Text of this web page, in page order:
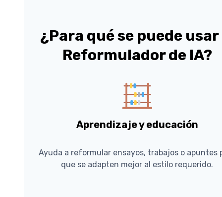
¿Para qué se puede usar
Reformulador de IA?
Aprendizaje y educación
Ayuda a reformular ensayos, trabajos o apuntes
que se adapten mejor al estilo requerido.